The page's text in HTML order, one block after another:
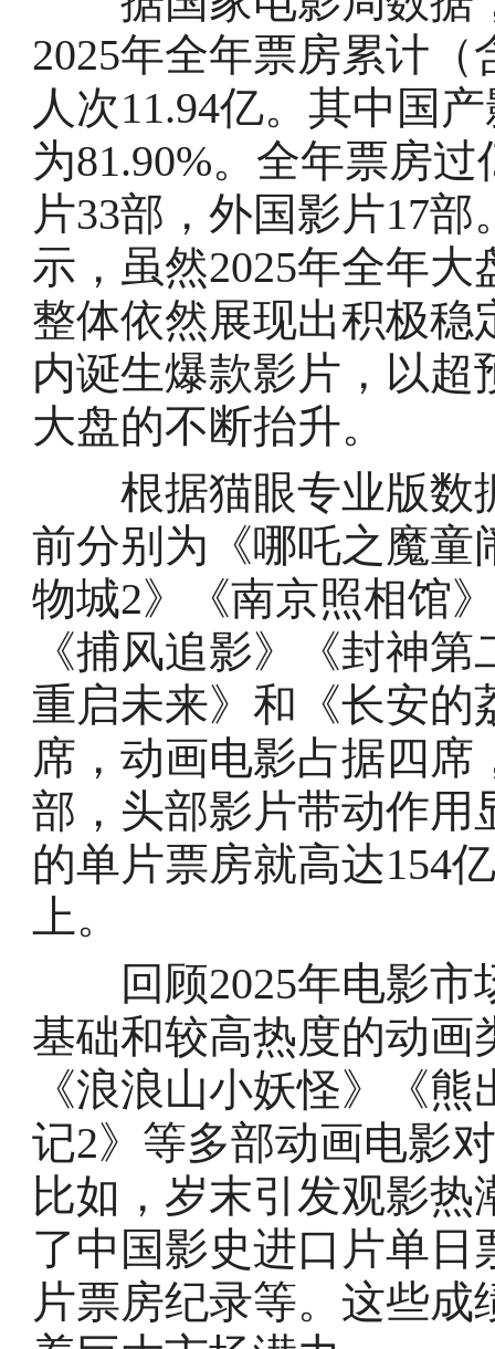
2025年全年票房累计（
人次11.94亿。其中国
为81.90%。全年票房
片33部，外国影片17
示，虽然2025年全年
整体依然展现出积极稳
内诞生爆款影片，以
大盘的不断抬升。
根据猫眼专业版数
前分别为《哪吒之魔童
物城2》《南京照相馆
《捕风追影》《封神
重启未来》和《长安的
席，动画电影占据四席
部，头部影片带动作用
的单片票房就高达154
上。
回顾2025年电影市
基础和较高热度的动画
《浪浪山小妖怪》《
记2》等多部动画电影
比如，岁末引发观影
了中国影史进口片单
片票房纪录等。这些